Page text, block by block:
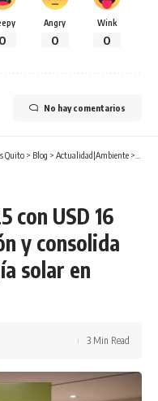
0
Angry
0
Wink
0
No hay comentarios
Quito > Blog > Actualidad|Ambiente >
con USD 16
y consolida
solar en
3 Min Read